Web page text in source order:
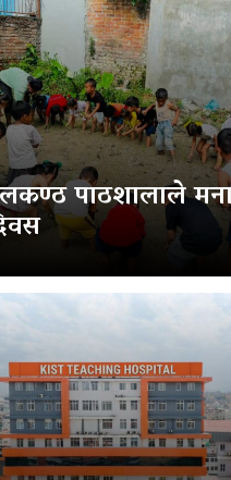
पाठशालाले